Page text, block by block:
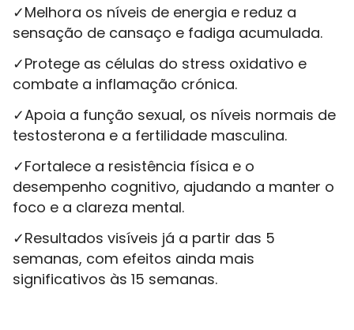
✓Melhora os níveis de energia e reduz a
sensação de cansaço e fadiga acumulada.
✓Protege as células do stress oxidativo e
combate a inflamação crónica.
✓Apoia a função sexual, os níveis normais de
testosterona e a fertilidade masculina.
✓Fortalece a resistência física e o
desempenho cognitivo, ajudando a manter o
foco e a clareza mental.
✓Resultados visíveis já a partir das 5
semanas, com efeitos ainda mais
significativos às 15 semanas.